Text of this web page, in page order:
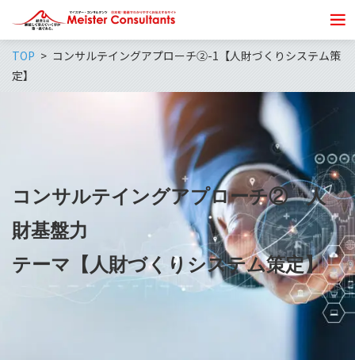
TOP
コンサルテイングアプローチ②-1【人財づくりシステム策
定】
コンサルテイングアプローチ② 人
財基盤力
テーマ【人財づくりシステム策定】